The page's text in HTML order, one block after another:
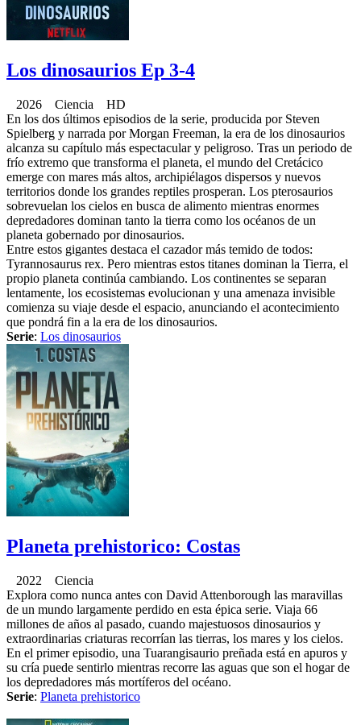
Los dinosaurios Ep 3-4
2026 Ciencia HD
En los dos últimos episodios de la serie, producida por Steven
Spielberg y narrada por Morgan Freeman, la era de los dinosaurios
alcanza su capítulo más espectacular y peligroso. Tras un periodo de
frío extremo que transforma el planeta, el mundo del Cretácico
emerge con mares más altos, archipiélagos dispersos y nuevos
territorios donde los grandes reptiles prosperan. Los pterosaurios
sobrevuelan los cielos en busca de alimento mientras enormes
depredadores dominan tanto la tierra como los océanos de un
planeta gobernado por dinosaurios.
Entre estos gigantes destaca el cazador más temido de todos:
Tyrannosaurus rex. Pero mientras estos titanes dominan la Tierra, el
propio planeta continúa cambiando. Los continentes se separan
lentamente, los ecosistemas evolucionan y una amenaza invisible
comienza su viaje desde el espacio, anunciando el acontecimiento
que pondrá fin a la era de los dinosaurios.
Serie: Los dinosaurios
Planeta prehistorico: Costas
2022 Ciencia
Explora como nunca antes con David Attenborough las maravillas
de un mundo largamente perdido en esta épica serie. Viaja 66
millones de años al pasado, cuando majestuosos dinosaurios y
extraordinarias criaturas recorrían las tierras, los mares y los cielos.
En el primer episodio, una Tuarangisaurio preñada está en apuros y
su cría puede sentirlo mientras recorre las aguas que son el hogar de
los depredadores más mortíferos del océano.
Serie: Planeta prehistorico